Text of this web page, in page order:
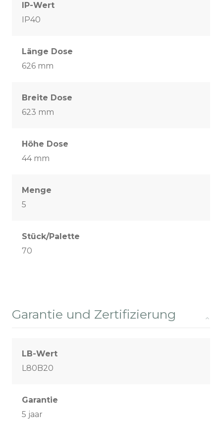
IP-Wert
IP40
Länge Dose
626 mm
Breite Dose
623 mm
Höhe Dose
44 mm
Menge
5
Stück/Palette
70
Garantie und Zertifizierung
LB-Wert
L80B20
Garantie
5 jaar